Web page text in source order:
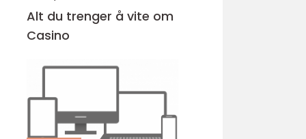
Alt du trenger å vite om
Casino